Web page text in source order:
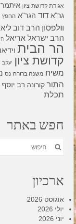
אגודת קדושת ציון איתמר
גר"א דוד הגר"א החפץ
וולפסון הרב דוב
הרב ישראל אריאל
הר הבית וידיאו
קדושת ציון יעקב
משיח משנה ברורה נס
התור קורונה רב יוסף
תכלת
חפש באתר
חפש
את:
ארכיון
אוגוסט 2026
יולי 2026
יוני 2026